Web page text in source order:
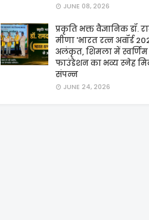
JUNE 08, 2026
प्रकृति भक्त वैज्ञानिक डॉ.
मीणा 'भारत रत्न अवॉर्ड
अलंकृत, शिमला में स्वर्णिम
फाउंडेशन का भव्य स्नेह
संपन्न
JUNE 24, 2026